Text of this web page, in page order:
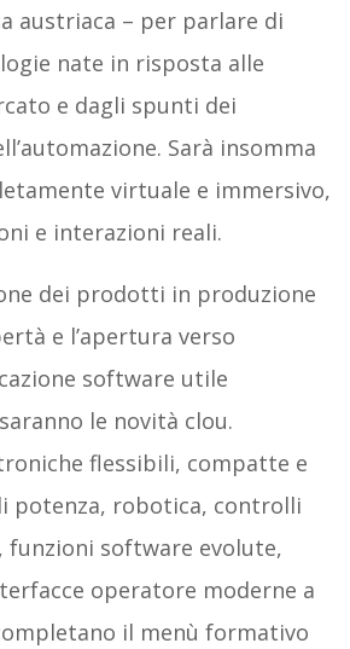
austriaca – per parlare di
nate in risposta alle
e dagli spunti dei
Sarà insomma
virtuale e immersivo,
e interazioni reali.
dei prodotti in produzione
e l’apertura verso
software utile
le novità clou.
flessibili, compatte e
potenza, robotica, controlli
funzioni software evolute,
operatore moderne a
il menù formativo